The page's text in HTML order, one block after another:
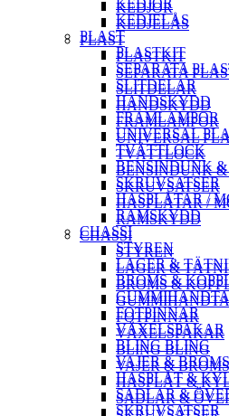
KEDJOR
KEDJELÅS
PLAST
PLASTKIT
SEPARATA
SLITDELAR
HANDSKYDD
FRAMLAMPOR
UNIVERSAL
TVÄTTLOCK
BENSINDUNK
SKRUVSATSER
HASPLÅTAR /
RAMSKYDD
CHASSI
STYREN
LAGER &
BROMS &
FOTPINNAR
VÄXELSPAKAR
BLING BLING
VAJER &
HASPLÅT &
SADLAR &
KEDJOR
KEDJELÅS
PLAST
PLASTKIT
SEPARATA
SLITDELAR
HANDSKYDD
FRAMLAMPOR
UNIVERSAL
TVÄTTLOCK
BENSINDUNK
SKRUVSATSER
HASPLÅTAR /
RAMSKYDD
CHASSI
STYREN
LAGER &
BROMS &
FOTPINNAR
VÄXELSPAKAR
BLING BLING
VAJER &
HASPLÅT &
SADLAR &
SKRUVSATSER